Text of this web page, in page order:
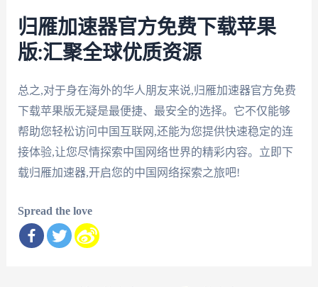
归雁加速器官方免费下载苹果
版:汇聚全球优质资源
总之,对于身在海外的华人朋友来说,归雁加速器官方免费
下载苹果版无疑是最便捷、最安全的选择。它不仅能够
帮助您轻松访问中国互联网,还能为您提供快速稳定的连
接体验,让您尽情探索中国网络世界的精彩内容。立即下
载归雁加速器,开启您的中国网络探索之旅吧!
Spread the love